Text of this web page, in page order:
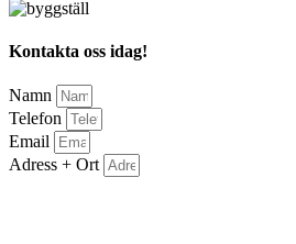
Kontakta oss idag!
Namn
Telefon
Email
Adress + Ort